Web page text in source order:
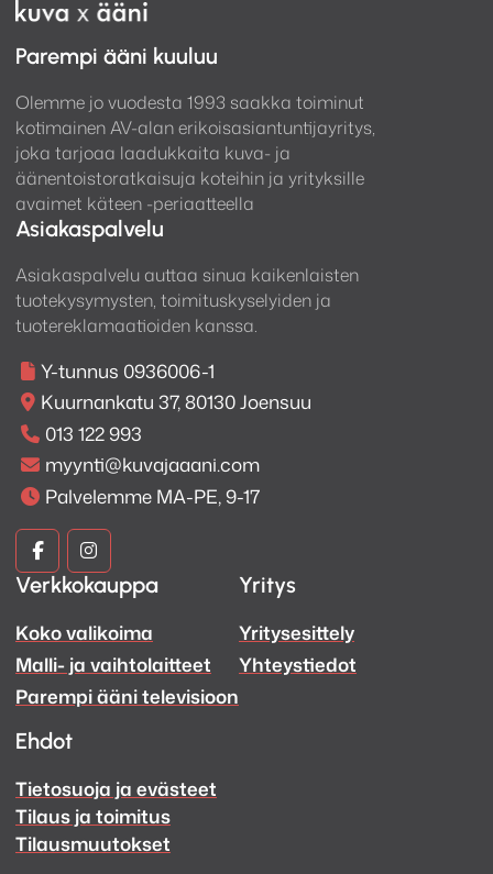
Parempi ääni kuuluu
Olemme jo vuodesta 1993 saakka toiminut
kotimainen AV-alan erikoisasiantuntijayritys,
joka tarjoaa laadukkaita kuva- ja
äänentoistoratkaisuja koteihin ja yrityksille
avaimet käteen -periaatteella
Asiakaspalvelu
Asiakaspalvelu auttaa sinua kaikenlaisten
tuotekysymysten, toimituskyselyiden ja
tuotereklamaatioiden kanssa.
Y-tunnus 0936006-1
Kuurnankatu 37, 80130 Joensuu
013 122 993
myynti@kuvajaaani.com
Palvelemme MA-PE, 9-17
Kuva
ja
Ääni
Facebook
Kuva
ja
Ääni
Instagram
Verkkokauppa
Koko valikoima
Malli- ja vaihtolaitteet
Parempi ääni televisioon
Yritys
Yritysesittely
Yhteystiedot
Ehdot
Tietosuoja ja evästeet
Tilaus ja toimitus
Tilausmuutokset